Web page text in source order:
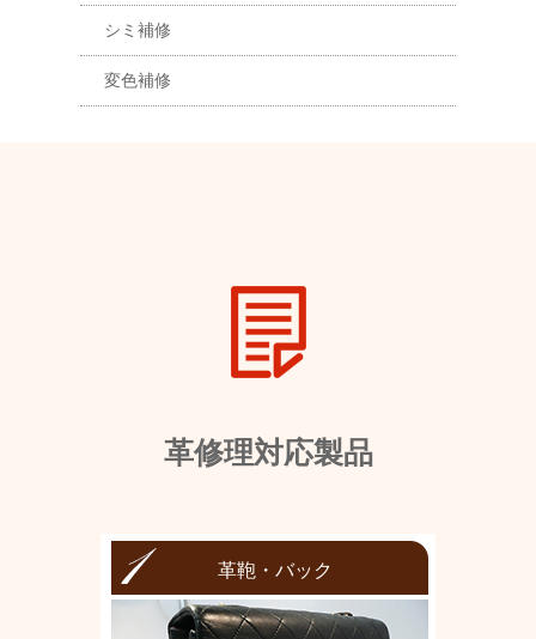
シミ補修
変色補修
革修理対応製品
革鞄・バック